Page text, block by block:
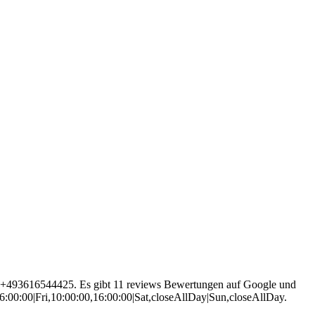
Es gibt 11 reviews Bewertungen auf Google und